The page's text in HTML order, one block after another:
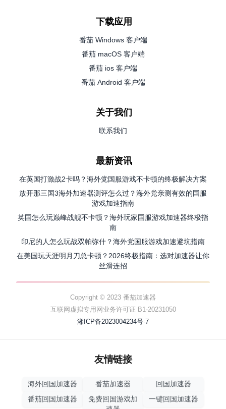
下载应用
番茄 Windows 客户端
番茄 macOS 客户端
番茄 ios 客户端
番茄 Android 客户端
关于我们
联系我们
最新资讯
在英国打激战2卡吗？海外党国服游戏不卡顿的终极解决方案
放开那三国3海外加速器测评怎么过？海外党亲测有效的国服
游戏加速指南
英国怎么玩巅峰战舰不卡顿？海外玩家国服游戏加速器终极指
南
印尼的人怎么玩战双帕弥什？海外党国服游戏加速避坑指南
在美国玩天涯明月刀总卡顿？2026终极指南：选对加速器让你
丝滑连招
Copyright © 2023 番茄加速器
互联网虚拟专用网业务许可证 B1-20231050
湘ICP备2023004234号-7
友情链接
海外回国加速器 番茄加速器
回国加速器
番茄回国加速器
免费回国游戏加
一键回国加速器